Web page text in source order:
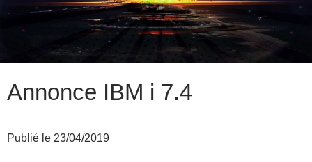
Annonce IBM i 7.4
Publié le 23/04/2019